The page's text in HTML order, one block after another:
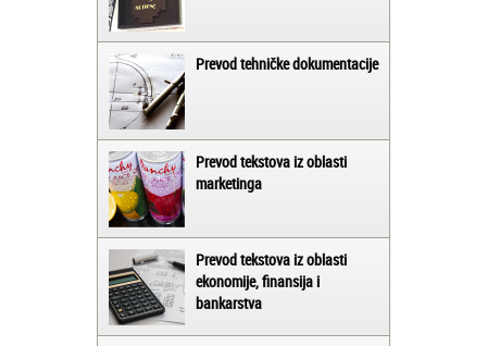
Prevod tehničke dokumentacije
Prevod tekstova iz oblasti
marketinga
Prevod tekstova iz oblasti
ekonomije, finansija i
bankarstva